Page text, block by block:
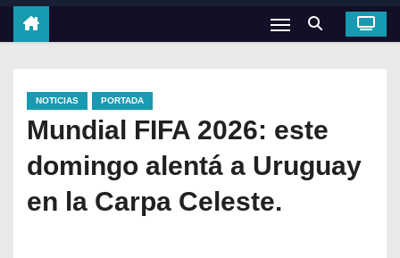
NOTICIAS PORTADA
Mundial FIFA 2026: este
domingo alentá a Uruguay
en la Carpa Celeste.